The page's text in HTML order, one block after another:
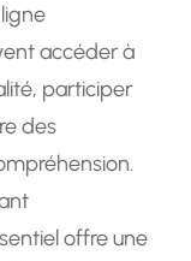
accéder à
participer
des
offre une